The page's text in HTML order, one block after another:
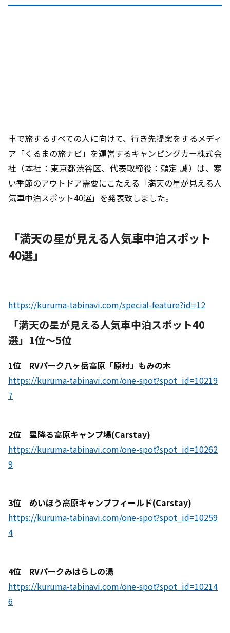
車で旅するすべての人に向けて、行き先提案をするメディ
ア「くるまの旅ナビ」を運営するキャンピングカー株式会
社（本社：東京都渋谷区、代表取締役：頼定 誠）は、寒
い季節のアウトドア需要にこたえる「満天の星が見える人
気車中泊スポット40選」を発表致しました。
「満天の星が見える人気車中泊スポット
40選」
https://kuruma-tabinavi.com/special-feature?id=12
「満天の星が見える人気車中泊スポット40
選」1位～5位
1位 RVパーク八ヶ岳高原「原村」もみの木
https://kuruma-tabinavi.com/one-spot?spot_id=10219
7
2位 星降る高原キャンプ場(Carstay)
https://kuruma-tabinavi.com/one-spot?spot_id=10262
9
3位 めいほう高原キャンプフィールド(Carstay)
https://kuruma-tabinavi.com/one-spot?spot_id=10259
4
4位 RVパークみはらしの湯
https://kuruma-tabinavi.com/one-spot?spot_id=10214
6